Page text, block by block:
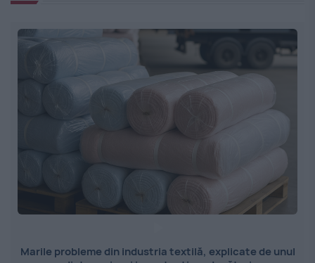
Marile probleme din industria textilă, explicate de unul